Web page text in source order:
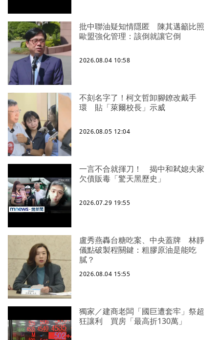
批中聯油疑知情隱匿 陳其邁籲比照
歐盟強化管理：該倒就讓它倒
2026.08.04 10:58
不刻名字了！柯文哲卸腳鐐改戴手
環 貼「萊爾校長」示威
2026.08.05 12:04
一言不合就揮刀！ 揭中和弒媳夫家
欠債販毒「驚天黑歷史」
2026.07.29 19:55
盧秀燕轟台糖吃案、中央蓋牌 林靜
儀點破製程關鍵：粗膠原油是能吃
膩？
2026.08.04 15:55
獨家／建商老闆「國巨遭套牢」祭超
狂讓利 買房「最高折130萬」